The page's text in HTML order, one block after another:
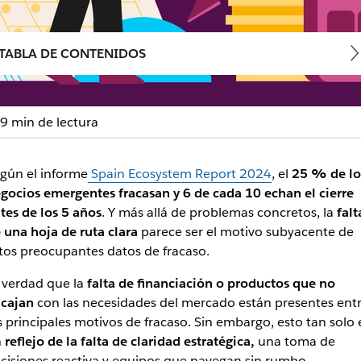
ruta eficaz y
con los flujos de Slack.
DE CONTENIDOS
9 min de lectura
el informe Spain Ecosystem Report 2024, el 25 % de
emergentes fracasan y 6 de cada 10 echan el cierre
de los 5 años. Y más allá de problemas concretos, la
una hoja de ruta clara parece ser el motivo subyacente de
preocupantes datos de fracaso.
verdad que la falta de financiación o productos que no
con las necesidades del mercado están presentes
principales motivos de fracaso. Sin embargo, esto tan solo
reflejo de la falta de claridad estratégica, una toma de